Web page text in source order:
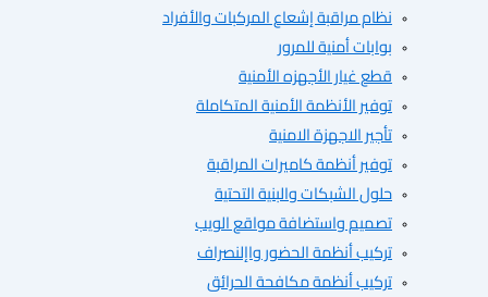
نظام مراقبة إشعاع المركبات والأفراد
بوابات أمنية للمرور
قطع غيار الأجهزه الأمنية
توفير الأنظمة الأمنية المتكاملة
تأجير الاجهزة الامنية
توفير أنظمة كاميرات المراقبة
حلول الشبكات والبنية التحتية
تصميم واستضافة مواقع الويب
تركيب أنظمة الحضور واإلنصراف
تركيب أنظمة مكافحة الحرائق